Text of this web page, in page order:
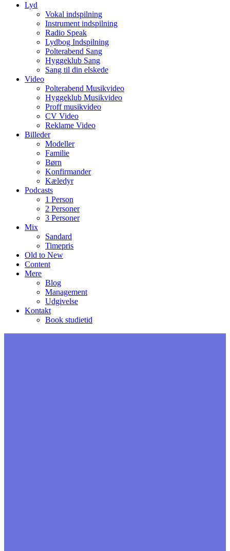
Lyd
Vokal indspilning
Instrument indspilning
Radio Speak
Lydbog Indspilning
Polterabend Sang
Hyggeklub Sang
Sang til din elskede
Video
Polterabend Musikvideo
Hyggeklub Musikvideo
Proff musikvideo
CV Video
Reklame Video
Billeder
Modeller
Familie
Børn
Konfirmander
Kæledyr
Podcasts
1 Person
2 Personer
3 Personer
Mix
Sandard
Timepris
Old to New
Content
Mere
Blog
Management
Udgivelse
Kontakt
Book studietid